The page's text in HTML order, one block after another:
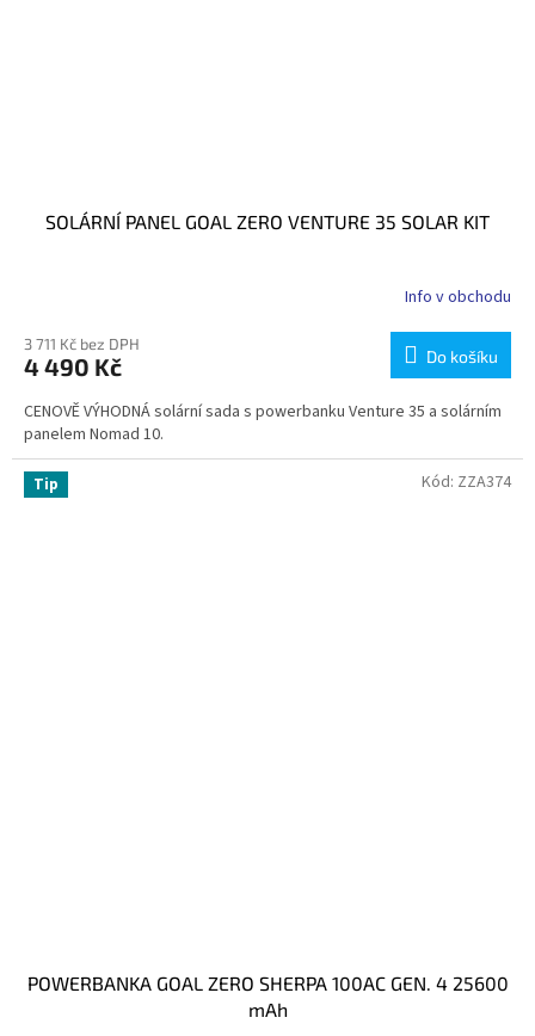
SOLÁRNÍ PANEL GOAL ZERO VENTURE 35 SOLAR KIT
Info v obchodu
3 711 Kč bez DPH
4 490 Kč Do košíku
CENOVĚ VÝHODNÁ solární sada s powerbanku Venture 35 a solárním
panelem Nomad 10.
Tip
POWERBANKA GOAL ZERO SHERPA 100AC GEN. 4 25600
mAh
Kód: ZZA374